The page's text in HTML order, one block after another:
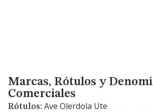
Marcas, Rótulos y Denominaciones
Marcas, Rótulos y
Comerciales
Rótulos: Ave Olerdola Ute